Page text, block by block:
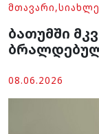
ᲛᲗᲐᲕᲐᲠᲘ,
ბათუმში
08.06.2026